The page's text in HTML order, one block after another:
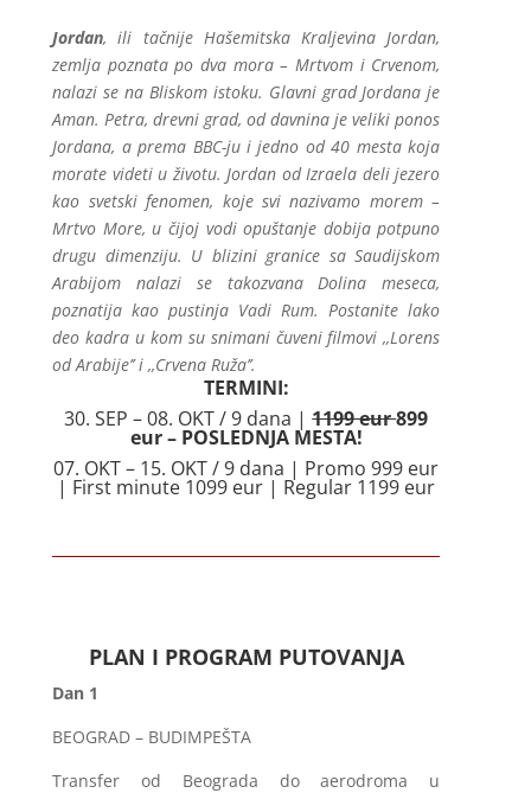
Jordan, ili tačnije Hašemitska Kraljevina Jordan,
zemlja poznata po dva mora – Mrtvom i Crvenom,
nalazi se na Bliskom istoku. Glavni grad Jordana je
Aman. Petra, drevni grad, od davnina je veliki ponos
Jordana, a prema BBC-ju i jedno od 40 mesta koja
morate videti u životu. Jordan od Izraela deli jezero
kao svetski fenomen, koje svi nazivamo morem –
Mrtvo More, u čijoj vodi opuštanje dobija potpuno
drugu dimenziju. U blizini granice sa Saudijskom
Arabijom nalazi se takozvana Dolina meseca,
poznatija kao pustinja Vadi Rum. Postanite lako
deo kadra u kom su snimani čuveni filmovi ,,Lorens
od Arabije’’ i ,,Crvena Ruža’’.
TERMINI:
30. SEP – 08. OKT / 9 dana |1199 eur899
eur – POSLEDNJA MESTA!
07. OKT – 15. OKT / 9 dana | Promo 999 eur
| First minute 1099 eur | Regular 1199 eur
PLAN I PROGRAM PUTOVANJA
Dan 1
BEOGRAD – BUDIMPEŠTA
Transfer od Beograda do aerodroma u